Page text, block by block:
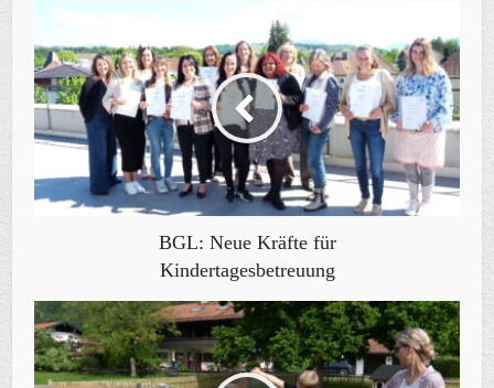
BGL: Neue Kräfte für
Kindertagesbetreuung